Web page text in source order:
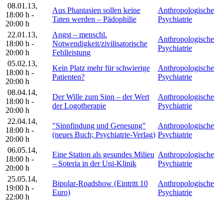
08.01.13,
18:00 h -
20:00 h
Aus Phantasien sollen keine
Taten werden – Pädophilie
Anthropologische
Psychiatrie
22.01.13,
18:00 h -
20:00 h
Angst – menschl.
Notwendigkeit/zivilisatorische
Fehlleistung
Anthropologische
Psychiatrie
05.02.13,
18:00 h -
20:00 h
Kein Platz mehr für schwierige
Patienten?
Anthropologische
Psychiatrie
08.04.14,
18:00 h -
20:00 h
Der Wille zum Sinn – der Wert
der Logotherapie
Anthropologische
Psychiatrie
22.04.14,
18:00 h -
20:00 h
"Sinnfindung und Genesung"
(neues Buch; Psychiatrie-Verlag)
Anthropologische
Psychiatrie
06.05.14,
18:00 h -
20:00 h
Eine Station als gesundes Milieu
– Soteria in der Uni-Klinik
Anthropologische
Psychiatrie
25.05.14,
19:00 h -
22:00 h
Bipolar-Roadshow (Eintritt 10
Euro)
Anthropologische
Psychiatrie